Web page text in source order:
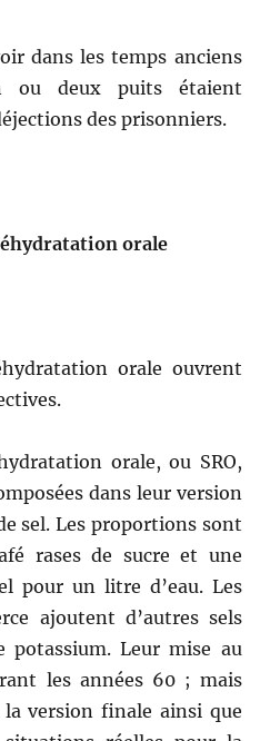
dans les temps anciens
ou deux puits étaient
des prisonniers.
orale
orale ouvrent
orale, ou SRO,
dans leur version
sel. Les proportions sont
rases de sucre et une
pour un litre d’eau. Les
ajoutent d’autres sels
potassium. Leur mise au
les années 60 ; mais
la version finale ainsi que